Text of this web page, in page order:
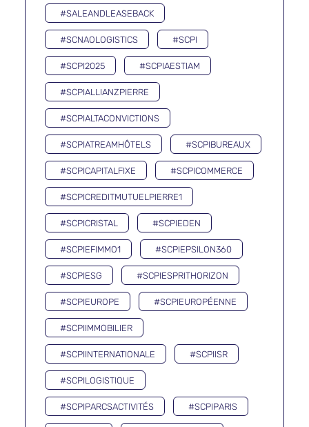
#SALEANDLEASEBACK
#SCNAOLOGISTICS #SCPI
#SCPI2025 #SCPIAESTIAM
#SCPIALLIANZPIERRE
#SCPIALTACONVICTIONS
#SCPIATREAMHÔTELS #SCPIBUREAUX
#SCPICAPITALFIXE #SCPICOMMERCE
#SCPICREDITMUTUELPIERRE1
#SCPICRISTAL #SCPIEDEN
#SCPIEFIMMO1 #SCPIEPSILON360
#SCPIESG #SCPIESPRITHORIZON
#SCPIEUROPE #SCPIEUROPÉENNE
#SCPIIMMOBILIER
#SCPIINTERNATIONALE #SCPIISR
#SCPILOGISTIQUE
#SCPIPARCSACTIVITÉS #SCPIPARIS